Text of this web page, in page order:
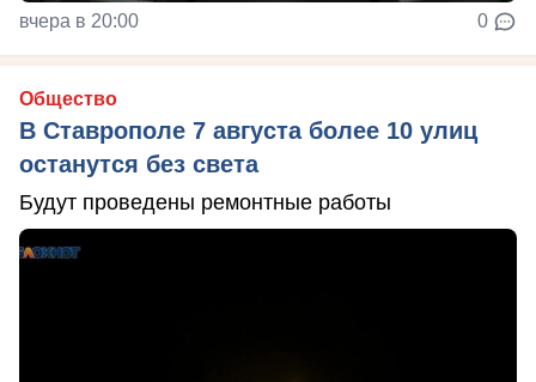
вчера в 20:00 0
Общество
В Ставрополе 7 августа более 10 улиц
останутся без света
Будут проведены ремонтные работы